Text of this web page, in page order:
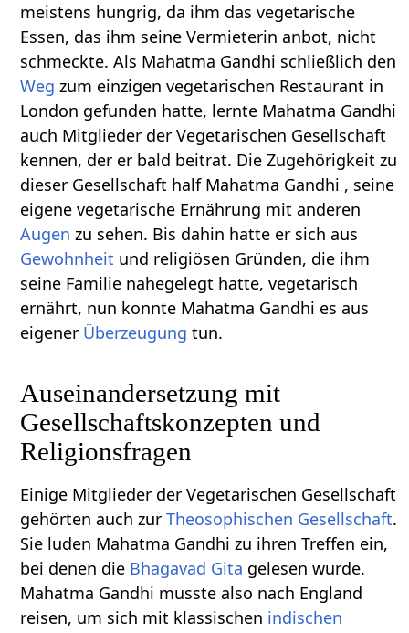
meistens hungrig, da ihm das vegetarische
Essen, das ihm seine Vermieterin anbot, nicht
schmeckte. Als Mahatma Gandhi schließlich den
Weg zum einzigen vegetarischen Restaurant in
London gefunden hatte, lernte Mahatma Gandhi
auch Mitglieder der Vegetarischen Gesellschaft
kennen, der er bald beitrat. Die Zugehörigkeit zu
dieser Gesellschaft half Mahatma Gandhi , seine
eigene vegetarische Ernährung mit anderen
Augen zu sehen. Bis dahin hatte er sich aus
Gewohnheit und religiösen Gründen, die ihm
seine Familie nahegelegt hatte, vegetarisch
ernährt, nun konnte Mahatma Gandhi es aus
eigener Überzeugung tun.
Auseinandersetzung mit
Gesellschaftskonzepten und
Religionsfragen
Einige Mitglieder der Vegetarischen Gesellschaft
gehörten auch zurTheosophischen Gesellschaft.
Sie luden Mahatma Gandhi zu ihren Treffen ein,
bei denen die Bhagavad Gita gelesen wurde.
Mahatma Gandhi musste also nach England
reisen, um sich mit klassischen indischen